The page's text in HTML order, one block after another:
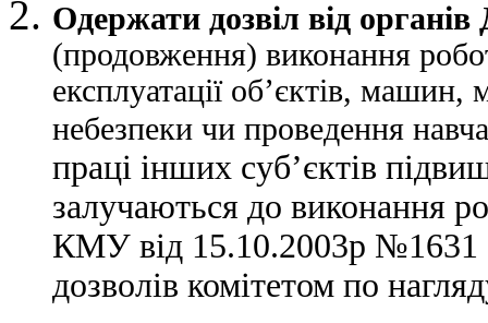
Одержати дозвіл від
(продовження) виконання
експлуатації об’єктів, машин,
небезпеки чи проведення
праці інших суб’єктів
залучаються до виконання
КМУ від 15.10.2003р №1631
дозволів комітетом по